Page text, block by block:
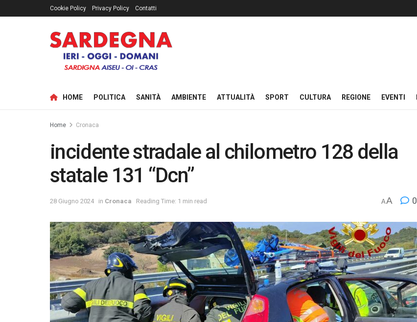
Cookie Policy Privacy Policy Contatti
HOME POLITICA SANITÀ AMBIENTE ATTUALITÀ SPORT CULTURA REGIONE EVENTI
Home Cronaca
incidente stradale al chilometro 128 della
statale 131 “Dcn”
28 Giugno 2024 in Cronaca Reading Time: 1 min read AA 0